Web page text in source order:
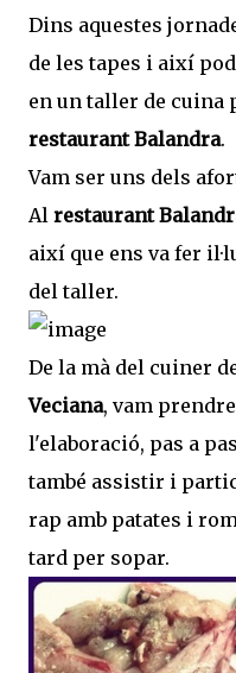
Dins aquestes
de les tapes i així
en un taller de cuina
restaurant Balandra.
Vam ser uns dels
Al restaurant
així que ens va fer
del taller.
De la mà del cuiner
Veciana, vam
l'elaboració, pas a
també assistir i
rap amb patates i
tard per sopar.